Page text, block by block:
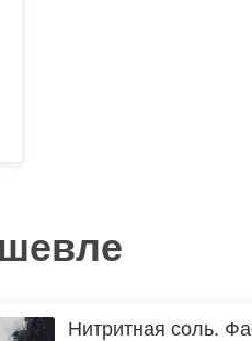
Нитритная соль.